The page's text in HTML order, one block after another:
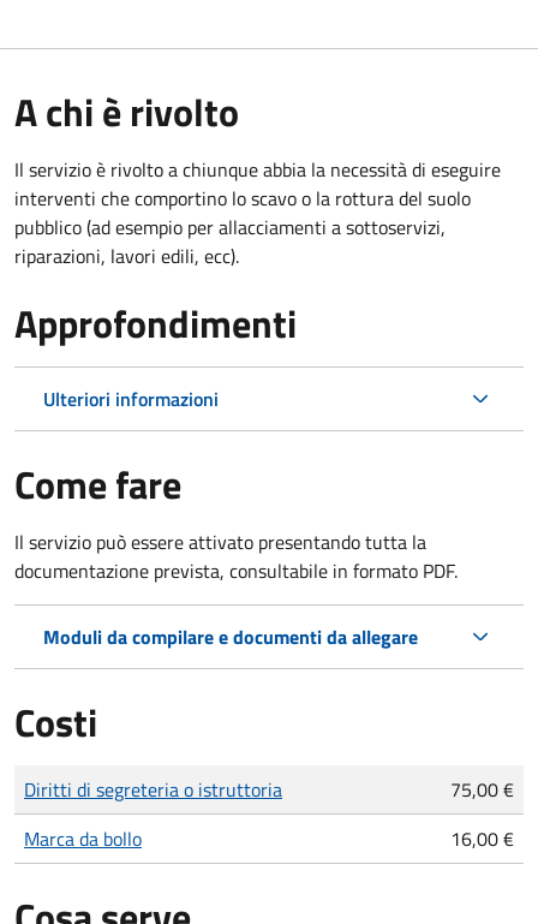
A chi è rivolto
Il servizio è rivolto a chiunque abbia la necessità di eseguire
interventi che comportino lo scavo o la rottura del suolo
pubblico (ad esempio per allacciamenti a sottoservizi,
riparazioni, lavori edili, ecc).
Approfondimenti
Ulteriori informazioni
Come fare
Il servizio può essere attivato presentando tutta la
documentazione prevista, consultabile in formato PDF.
Moduli da compilare e documenti da allegare
Costi
Tipo di pagamento
Importo
Diritti di segreteria o istruttoria
75,00 €
Marca da bollo
16,00 €